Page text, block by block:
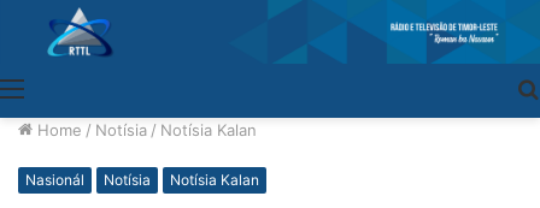
Home / Notísia / Notísia Kalan
Nasionál Notísia Notísia Kalan